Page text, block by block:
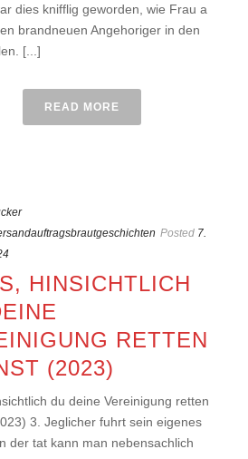
dies knifflig geworden, wie Frau a
brandneuen Angehoriger in den
[...]
READ MORE
Posted 7.
HINSICHTLICH
RETTEN
(2023)
du deine Vereinigung retten
3. Jeglicher fuhrt sein eigenes
der tat kann man nebensachlich